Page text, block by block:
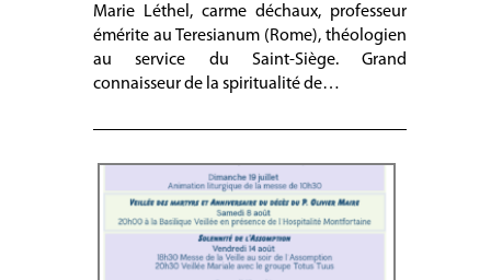
Marie Léthel, carme déchaux, professeur
émérite au Teresianum (Rome), théologien
au service du Saint-Siège. Grand
connaisseur de la spiritualité de…